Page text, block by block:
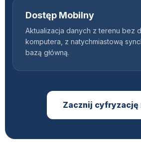
Dostęp Mobilny
Aktualizacja danych z terenu bez
komputera, z natychmiastową
bazą główną.
Zacznij cyfryzację